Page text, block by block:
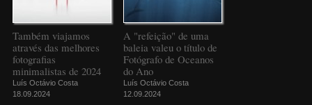
Também viajamos
através das melhores
fotografias
minimalistas de 2024
Luís Octávio Costa
18.09.2024
A "refeição" de uma
baleia valeu o título de
Fotógrafo de Oceanos
do Ano
Luís Octávio Costa
12.09.2024